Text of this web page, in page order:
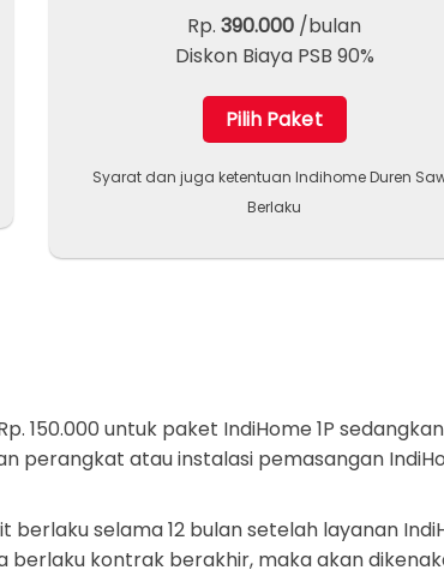
Rp.390.000 /bulan
Diskon Biaya PSB 90%
Pilih Paket
Syarat dan juga ketentuan Indihome Duren
Berlaku
150.000 untuk paket IndiHome 1P
perangkat atau instalasi pemasangan
berlaku selama 12 bulan setelah layanan
kontrak berakhir, maka akan